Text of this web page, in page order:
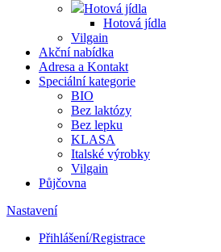
Hotová jídla
Hotová jídla
Vilgain
Akční nabídka
Adresa a Kontakt
Speciální kategorie
BIO
Bez laktózy
Bez lepku
KLASA
Italské výrobky
Vilgain
Půjčovna
Nastavení
Přihlášení/Registrace